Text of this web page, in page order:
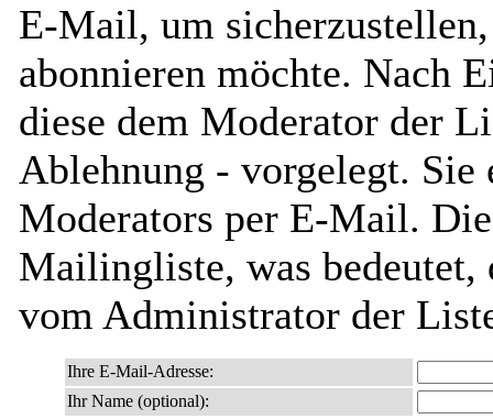
E-Mail, um
abonnieren möchte. Nach
diese dem Moderator der
Ablehnung - vorgelegt. Sie
Moderators per E-Mail.
Mailingliste, was bedeutet,
vom Administrator der
Ihre E-Mail-Adresse:
Ihr Name (optional):